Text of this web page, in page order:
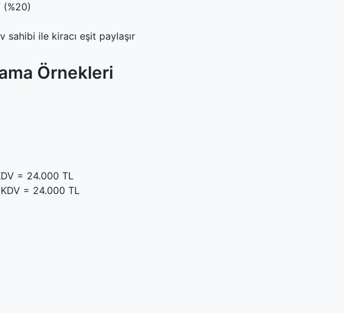
(%20)
sahibi ile kiracı eşit paylaşır
Örnekleri
= 24.000 TL
= 24.000 TL